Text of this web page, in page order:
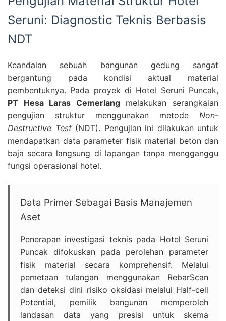
Seruni: Diagnostic Teknis Berbasis
NDT
Keandalan sebuah bangunan gedung sangat
bergantung pada kondisi aktual material
pembentuknya. Pada proyek di Hotel Seruni Puncak,
PT Hesa Laras Cemerlangmelakukan serangkaian
pengujian struktur menggunakan metode Non-
Destructive Test(NDT). Pengujian ini dilakukan untuk
mendapatkan data parameter fisik material beton dan
baja secara langsung di lapangan tanpa mengganggu
fungsi operasional hotel.
Data Primer Sebagai Basis Manajemen
Aset
Penerapan investigasi teknis pada Hotel Seruni
Puncak difokuskan pada perolehan parameter
fisik material secara komprehensif. Melalui
pemetaan tulangan menggunakan RebarScan
dan deteksi dini risiko oksidasi melalui Half-cell
Potential, pemilik bangunan memperoleh
landasan data yang presisi untuk skema